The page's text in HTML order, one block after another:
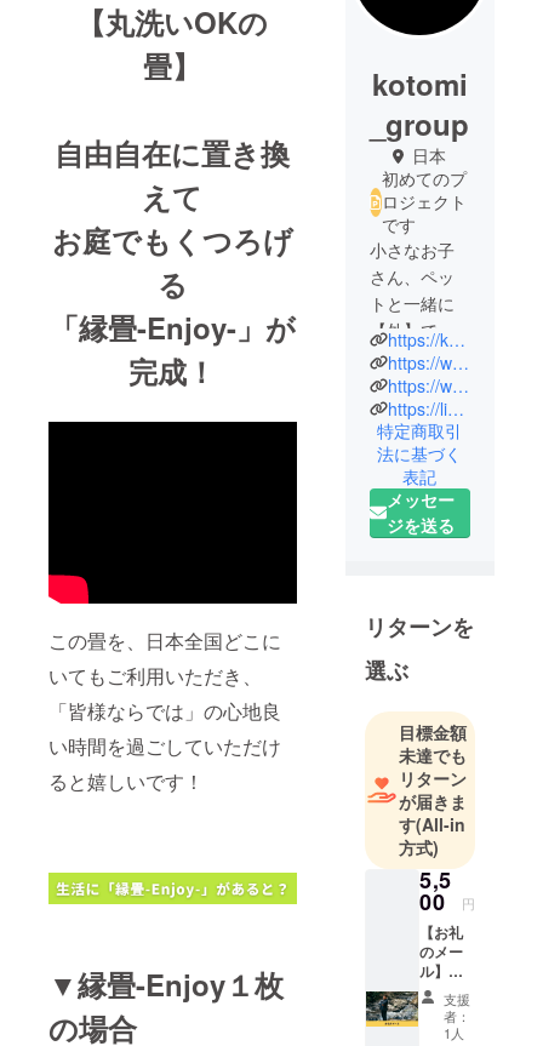
【丸洗いOKの
畳】
自由自在に置き換
えて
お庭でもくつろげ
る
「縁畳-Enjoy-」が
完成！
この畳を、日本全国どこに
いてもご利用いただき、
「皆様ならでは」の心地良
い時間を過ごしていただけ
ると嬉しいです！
▼縁畳-Enjoy１枚
の場合
kotomi
_group
日本
初めてのプ
ロジェクト
です
小さなお子
さん、ペッ
トと一緒に
【外】で寝
転がった
り、くつろ
げる「畳」
があったら
どうでしょ
うか？
汚れても水
キャンプに
リ！軽いの
持ち運びで
きるのがこ
の「縁畳-
Enjoy-」で
す！
ぜひ皆様の
応援をよろ
しくお願い
いたしま
す。
https://kotomi-group.com/
https://www.instagram.com/kotomi.kense2/
https://www.youtube.com/channel/UCAqZjdD8gZdsedJEKl9id4A/featured
https://lin.ee/jlywrvV
特定商取引
法に基づく
表記
メッセー
ジを送る
リターンを
選ぶ
目標金額
未達でも
リターン
が届きま
す(All-in
方式)
5,5
00 円
【お礼
のメー
ル】
「縁畳-
Enjoy-
」をた
支援
者：
1人